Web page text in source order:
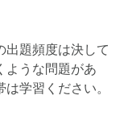
出題頻度は決して
ような問題があ
学習ください。